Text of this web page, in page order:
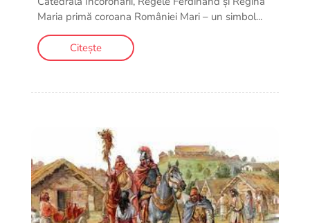
Maria primă coroana României Mari – un simbol...
Citește